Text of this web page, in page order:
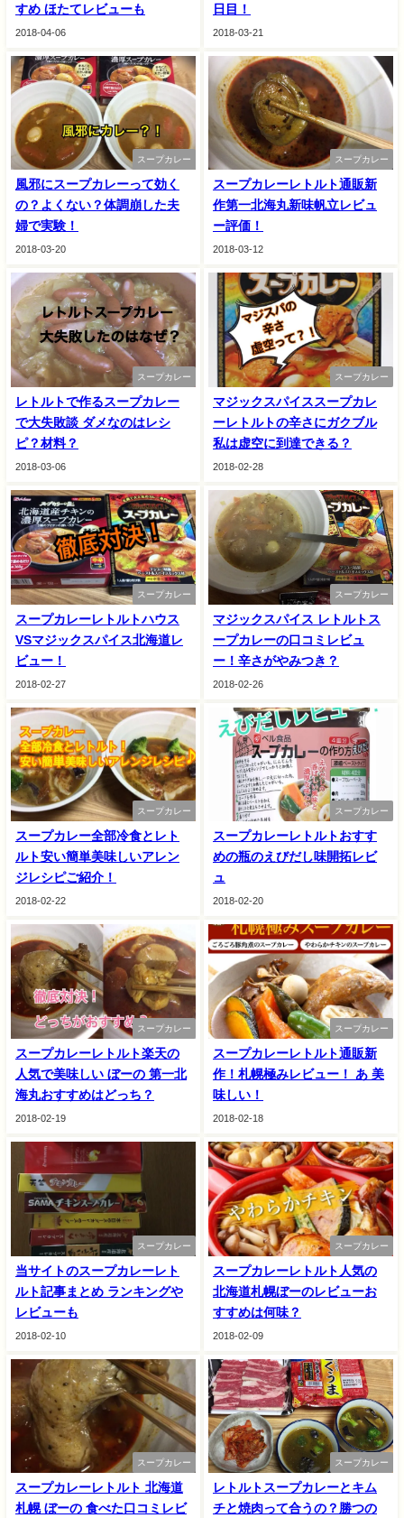
すめ ほたてレビューも
2018-04-06
日目！
2018-03-21
スープカレー
風邪にスープカレーって効く
の？よくない？体調崩した夫
婦で実験！
2018-03-20
スープカレー
スープカレーレトルト通販新
作第一北海丸新味帆立レビュ
ー評価！
2018-03-12
スープカレー
レトルトで作るスープカレー
で大失敗談 ダメなのはレシ
ピ？材料？
2018-03-06
スープカレー
マジックスパイススープカレ
ーレトルトの辛さにガクブル
私は虚空に到達できる？
2018-02-28
スープカレー
スープカレーレトルトハウス
VSマジックスパイス北海道レ
ビュー！
2018-02-27
スープカレー
マジックスパイス レトルトス
ープカレーの口コミレビュ
ー！辛さがやみつき？
2018-02-26
スープカレー
スープカレー全部冷食とレト
ルト安い簡単美味しいアレン
ジレシピご紹介！
2018-02-22
スープカレー
スープカレーレトルトおすす
めの瓶のえびだし味開拓レビ
ュ
2018-02-20
スープカレー
スープカレーレトルト楽天の
人気で美味しい ぼーの 第一北
海丸おすすめはどっち？
2018-02-19
スープカレー
スープカレーレトルト通販新
作！札幌極みレビュー！ あ 美
味しい！
2018-02-18
スープカレー
当サイトのスープカレーレト
ルト記事まとめ ランキングや
レビューも
2018-02-10
スープカレー
スープカレーレトルト人気の
北海道札幌ぼーのレビューお
すすめは何味？
2018-02-09
スープカレー
スープカレーレトルト 北海道
札幌 ぼーの 食べた口コミレビ
スープカレー
レトルトスープカレーとキム
チと焼肉って合うの？勝つの